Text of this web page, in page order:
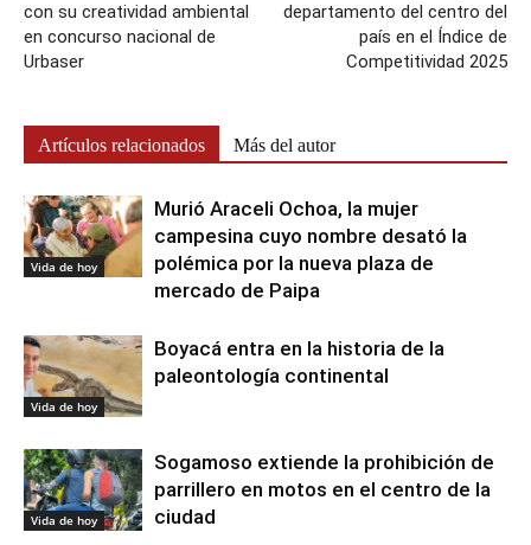
con su creatividad ambiental
en concurso nacional de
Urbaser
departamento del centro del
país en el Índice de
Competitividad 2025
Artículos relacionados Más del autor
Vida de hoy
Murió Araceli Ochoa, la mujer
campesina cuyo nombre desató la
polémica por la nueva plaza de
mercado de Paipa
Vida de hoy
Boyacá entra en la historia de la
paleontología continental
Vida de hoy
Sogamoso extiende la prohibición de
parrillero en motos en el centro de la
ciudad